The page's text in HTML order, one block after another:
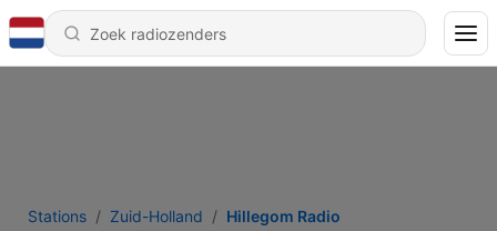
Stations Zuid-Holland Hillegom Radio